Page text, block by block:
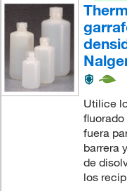
Utilice
fuera
barrera
de
los